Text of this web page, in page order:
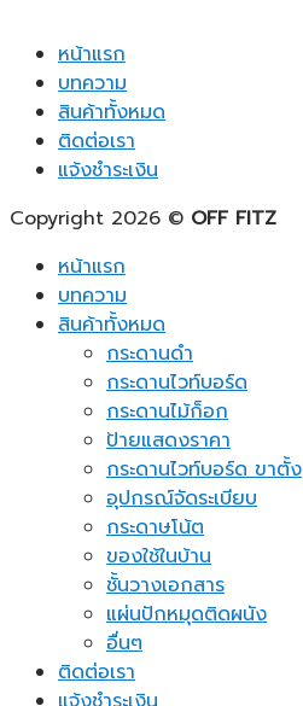
หน้าแรก
บทความ
สินค้าทั้งหมด
ติดต่อเรา
แจ้งชำระเงิน
Copyright 2026 © OFF FITZ
หน้าแรก
บทความ
สินค้าทั้งหมด
กระดานดำ
กระดานไวท์บอร์ด
กระดานไม้ก็อก
ป้ายแสดงราคา
กระดานไวท์บอร์ด ขาตั้ง
อุปกรณ์จัดระเบียบ
กระดาษโน้ต
ของใช้ในบ้าน
ชั้นวางเอกสาร
แผ่นปักหมุดติดผนัง
อื่นๆ
ติดต่อเรา